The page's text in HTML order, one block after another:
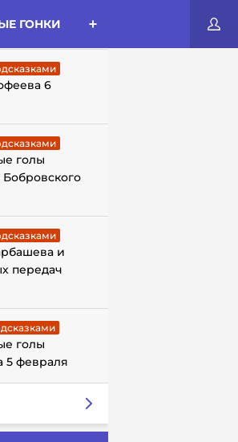
ГОНКИ
6
голы
Бобровского
и
передач
голы
5 февраля